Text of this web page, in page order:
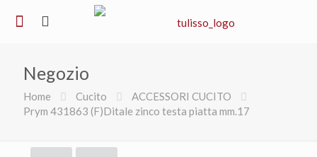
Negozio
Home Cucito
ACCESSORI CUCITO
Prym 431863 (F)Ditale zinco testa piatta mm.17